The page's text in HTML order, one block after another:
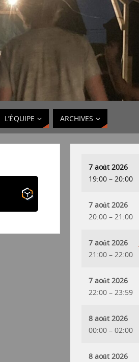
L’ÉQUIPE ARCHIVES
7 août 2026
19:00 – 20:00
7 août 2026
20:00 – 21:00
7 août 2026
21:00 – 22:00
7 août 2026
22:00 – 23:59
8 août 2026
00:00 – 02:00
8 août 2026